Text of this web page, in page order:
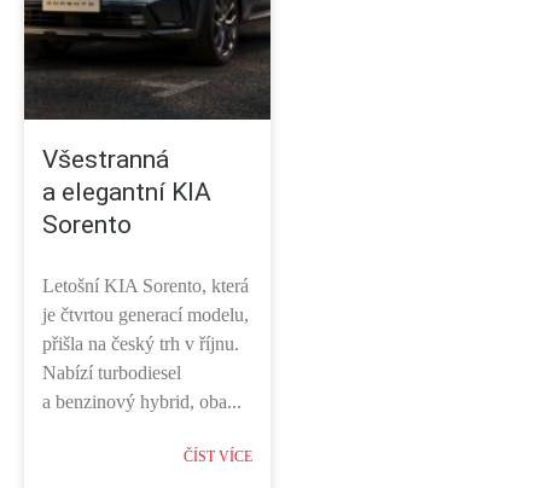
Všestranná
a elegantní KIA
Sorento
Letošní KIA Sorento, která
je čtvrtou generací modelu,
přišla na český trh v říjnu.
Nabízí turbodiesel
a benzinový hybrid, oba...
ČÍST VÍCE